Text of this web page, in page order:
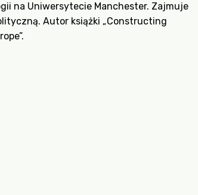
na Uniwersytecie Manchester. Zajmuje
Autor książki „Constructing